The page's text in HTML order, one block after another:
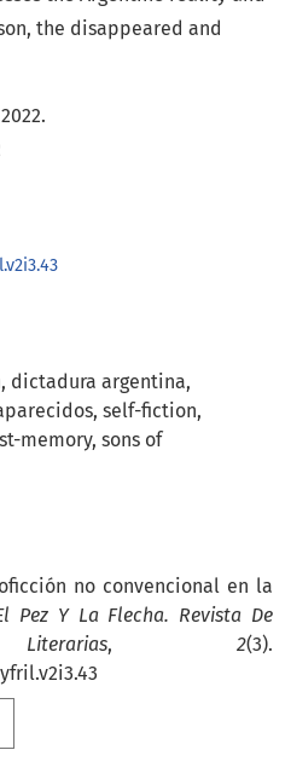
dictadura argentina
self-fiction
memory sons of
no convencional en la
Pez Y La Flecha. Revista De
, 2(3).
the disappeared and